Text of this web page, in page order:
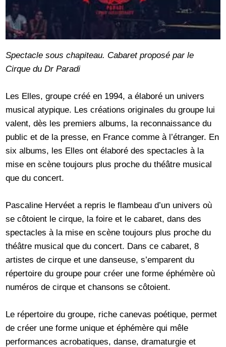
Spectacle sous chapiteau. Cabaret proposé par le
Cirque du Dr Paradi
Les Elles, groupe créé en 1994, a élaboré un univers
musical atypique. Les créations originales du groupe lui
valent, dès les premiers albums, la reconnaissance du
public et de la presse, en France comme à l’étranger. En
six albums, les Elles ont élaboré des spectacles à la
mise en scène toujours plus proche du théâtre musical
que du concert.
Pascaline Hervéet a repris le flambeau d’un univers où
se côtoient le cirque, la foire et le cabaret, dans des
spectacles à la mise en scène toujours plus proche du
théâtre musical que du concert. Dans ce cabaret, 8
artistes de cirque et une danseuse, s’emparent du
répertoire du groupe pour créer une forme éphémère où
numéros de cirque et chansons se côtoient.
Le répertoire du groupe, riche canevas poétique, permet
de créer une forme unique et éphémère qui mêle
performances acrobatiques, danse, dramaturgie et